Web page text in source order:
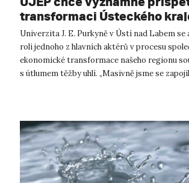
transformaci Ústeckého
uhelného na kreativní
Univerzita J. E. Purkyně v Ústí nad Labem se
roli jednoho z hlavních aktérů v procesu
ekonomické transformace našeho regionu
s útlumem těžby uhlí. „Masivně jsme se